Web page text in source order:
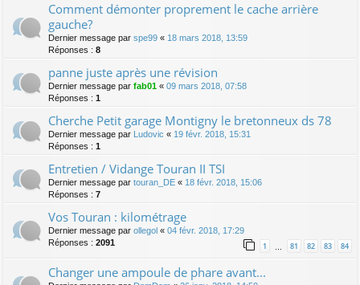
Comment démonter proprement le cache arrière
gauche?
Dernier message par spe99 « 18 mars 2018, 13:59
Réponses : 8
panne juste après une révision
Dernier message par fab01 « 09 mars 2018, 07:58
Réponses : 1
Cherche Petit garage Montigny le bretonneux ds 78
Dernier message par Ludovic « 19 févr. 2018, 15:31
Réponses : 1
Entretien / Vidange Touran II TSI
Dernier message par touran_DE « 18 févr. 2018, 15:06
Réponses : 7
Vos Touran : kilométrage
Dernier message par ollegol « 04 févr. 2018, 17:29
Réponses : 2091 1 … 81 82 83 84
Changer une ampoule de phare avant...